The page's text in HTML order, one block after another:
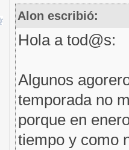
Alon escribió:
Hola a tod@s:
Algunos
temporada no
porque en
tiempo y como